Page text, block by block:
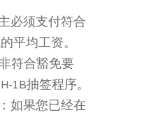
必须支付符合
平均工资。
符合豁免要
1B抽签程序。
如果您已经在